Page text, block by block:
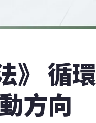
》 循
方向